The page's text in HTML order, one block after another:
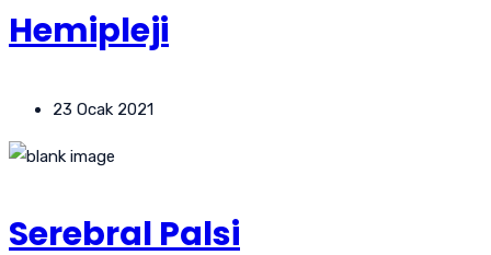
Hemipleji
23 Ocak 2021
Serebral Palsi